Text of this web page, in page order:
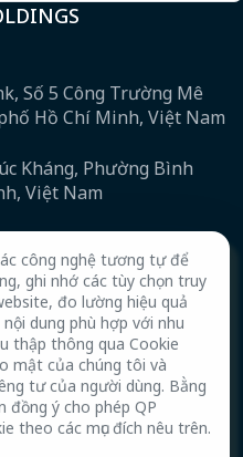
Số 5 Công Trường Mê
Hồ Chí Minh, Việt Nam
Kháng, Phường Bình
Việt Nam
công nghệ tương tự để
ghi nhớ các tùy chọn truy
đo lường hiệu quả
dung phù hợp với nhu
thập thông qua Cookie
mật của chúng tôi và
tư của người dùng. Bằng
đồng ý cho phép QP
theo các mục đích nêu trên.